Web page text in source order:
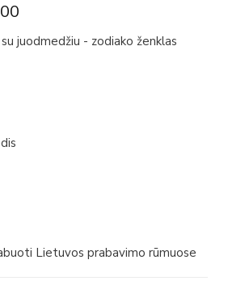
juodmedžiu - zodiako ženklas
Lietuvos prabavimo rūmuose